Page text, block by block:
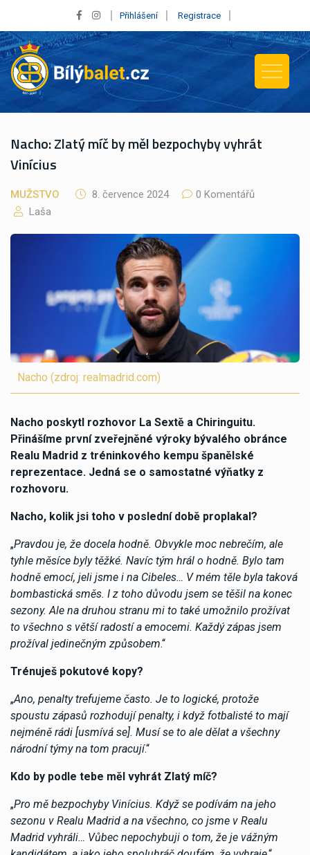
Přihlášení Registrace
Nacho: Zlatý míč by měl bezpochyby vyhrát
Vinícius
MUŽSTVO 8. července 2024
0 Komentářů
Laša
Nacho (zdroj: realmadrid.com)
Nacho poskytl rozhovor La Sextě a Chiringuitu.
Přinášíme první zveřejněné výroky bývalého obránce
Realu Madrid z tréninkového kempu španělské
reprezentace. Jedná se o samostatné výňatky z
rozhovoru.
Nacho, kolik jsi toho v poslední době proplakal?
„Pravdou je, že docela hodně. Obvykle moc nebrečím, ale
tyhle měsíce byly těžké. Navíc tým hrál o hodně. Bylo tam
hodně emocí, jeli jsme i na Cibeles… V mém těle byla taková
bombastická směs. I z toho důvodu jsem se těšil na konec
sezony. Ale na druhou stranu mi to také umožnilo prožívat
to všechno s větší radostí a emocemi. Každý zápas jsem
prožíval jedinečným způsobem.“
Trénuješ pokutové kopy?
„Ano, penalty trefujeme často. Je to logické, protože
spoustu zápasů rozhodují penalty, i když fotbalisté to mají
nejméně rádi [usmívá se]. Musí se to ale dělat a všechny
národní týmy na tom pracují.“
Kdo by podle tebe měl vyhrát Zlatý míč?
„Pro mě bezpochyby Vinícius. Když se podívám na jeho
sezonu v Realu Madrid a na všechno, co jsme v Realu
Madrid vyhráli… Vůbec nepochybuji o tom, že je vážným